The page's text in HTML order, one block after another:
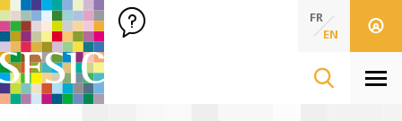
SFSIC Société Française des Sciences de l'Information & de
Société Française des Sciences de
FR
EN